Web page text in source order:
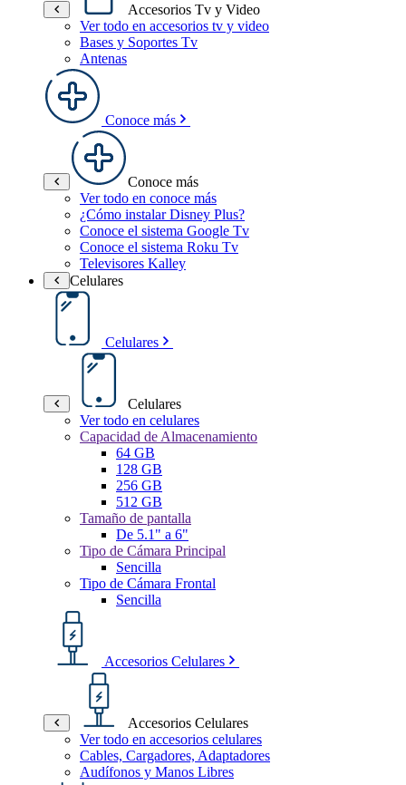
Accesorios Tv y Video
Ver todo en accesorios tv y video
Bases y Soportes Tv
Antenas
Conoce más
Conoce más
Ver todo en conoce más
¿Cómo instalar Disney Plus?
Conoce el sistema Google Tv
Conoce el sistema Roku Tv
Televisores Kalley
Celulares
Celulares
Celulares
Ver todo en celulares
Capacidad de Almacenamiento
64 GB
128 GB
256 GB
512 GB
Tamaño de pantalla
De 5.1" a 6"
Tipo de Cámara Principal
Sencilla
Tipo de Cámara Frontal
Sencilla
Accesorios Celulares
Accesorios Celulares
Ver todo en accesorios celulares
Cables, Cargadores, Adaptadores
Audífonos y Manos Libres